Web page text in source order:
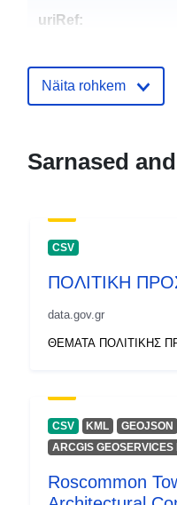
uriRef:
Näita rohkem
Sarnased
CSV
ΠΟΛΙΤΙΚΗ
data.gov.gr
ΘΕΜΑΤΑ ΠΟΛΙΤΙΚΗΣ
CSV KML GEOJSON
ARCGIS GEOSERVICES
Roscommon